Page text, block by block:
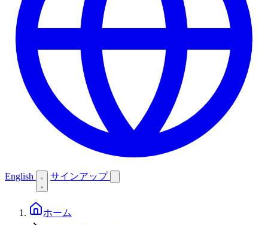
English サインアップ
ホーム